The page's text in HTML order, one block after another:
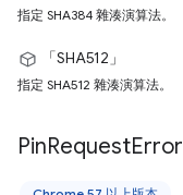
指定 SHA384 雜湊演算法。
「SHA512」
指定 SHA512 雜湊演算法。
PinRequestError